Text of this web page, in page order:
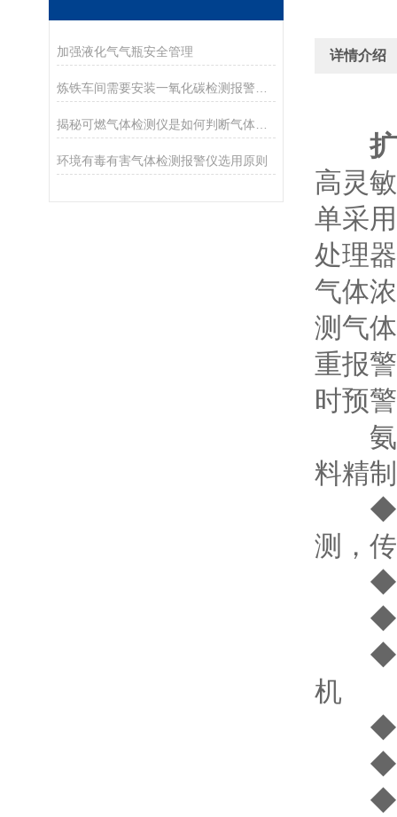
加强液化气气瓶安全管理
炼铁车间需要安装一氧化碳检测报警器吗？
环境有毒有害气体检测报警仪选用原则
详情介绍
高灵
单采
处理
气体
测气
重报
时预
氨气
料精
◆ 两
测，
◆ 进
◆ 自
◆ 中
机
◆ 具
◆
◆ 传